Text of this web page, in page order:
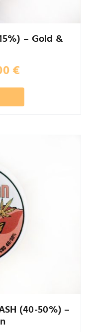
– Gold &
€
prix :
12,00 €
(40-50%) –